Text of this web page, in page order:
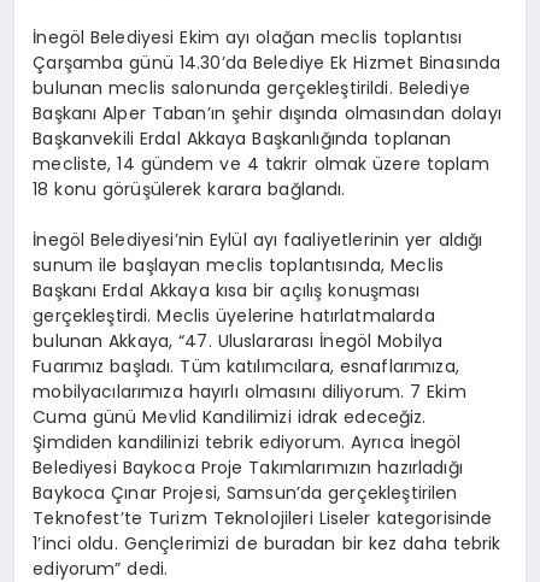
İnegöl Belediyesi Ekim ayı olağan meclis toplantısı
Çarşamba günü 14.30’da Belediye Ek Hizmet Binasında
bulunan meclis salonunda gerçekleştirildi. Belediye
Başkanı Alper Taban’ın şehir dışında olmasından dolayı
Başkanvekili Erdal Akkaya Başkanlığında toplanan
mecliste, 14 gündem ve 4 takrir olmak üzere toplam
18 konu görüşülerek karara bağlandı.
İnegöl Belediyesi’nin Eylül ayı faaliyetlerinin yer aldığı
sunum ile başlayan meclis toplantısında, Meclis
Başkanı Erdal Akkaya kısa bir açılış konuşması
gerçekleştirdi. Meclis üyelerine hatırlatmalarda
bulunan Akkaya, “47. Uluslararası İnegöl Mobilya
Fuarımız başladı. Tüm katılımcılara, esnaflarımıza,
mobilyacılarımıza hayırlı olmasını diliyorum. 7 Ekim
Cuma günü Mevlid Kandilimizi idrak edeceğiz.
Şimdiden kandilinizi tebrik ediyorum. Ayrıca İnegöl
Belediyesi Baykoca Proje Takımlarımızın hazırladığı
Baykoca Çınar Projesi, Samsun’da gerçekleştirilen
Teknofest’te Turizm Teknolojileri Liseler kategorisinde
1’inci oldu. Gençlerimizi de buradan bir kez daha tebrik
ediyorum” dedi.